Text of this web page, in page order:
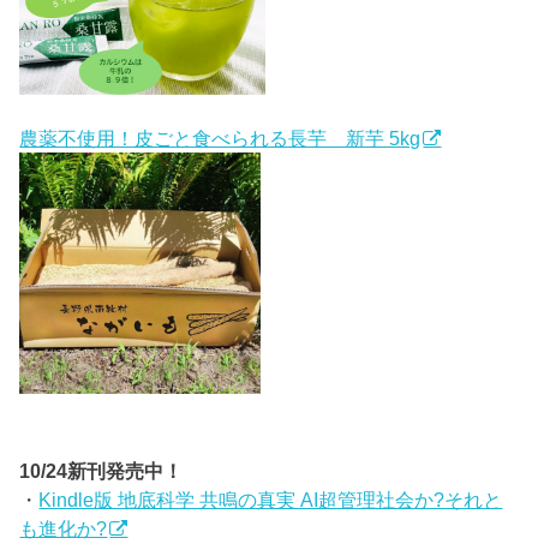
農薬不使用！皮ごと食べられる長芋 新芋 5kg
10/24新刊発売中！
・ Kindle版 地底科学 共鳴の真実 AI超管理社会か?それと
も進化か?